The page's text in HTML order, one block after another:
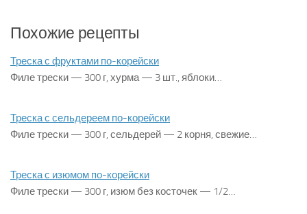
Похожие рецепты
Треска с фруктами по-корейски
Филе трески — 300 г, хурма — 3 шт., яблоки…
Треска с сельдереем по-корейски
Филе трески — 300 г, сельдерей — 2 корня, свежие…
Треска с изюмом по-корейски
Филе трески — 300 г, изюм без косточек — 1/2…